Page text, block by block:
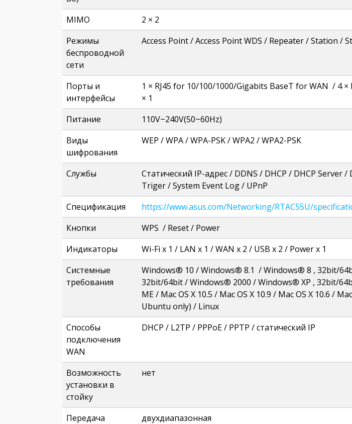
MIMO
2 × 2
Режимы
беспроводной
сети
Access Point / Access Point WDS / Repeater / Station /
Порты и
интерфейсы
1 × RJ45 for 10/100/1000/Gigabits BaseT for WAN / 4
× 1
Питание
110V~240V(50~60Hz)
Виды
шифрования
WEP / WPA / WPA-PSK / WPA2 / WPA2-PSK
Службы
Cтатический IP-адрес / DDNS / DHCP / DHCP Server
Triger / System Event Log / UPnP
Спецификация
https://www.asus.com/Networking/RTAC55U/
Кнопки
WPS / Reset / Power
Индикаторы
Wi-Fi x 1 / LAN x 1 / WAN x 2 / USB x 2 / Power x 1
Системные
требования
Windows® 10 / Windows® 8.1 / Windows® 8 , 32bit/
32bit/64bit / Windows® 2000 / Windows® XP , 32bit/
ME / Mac OS X 10.5 / Mac OS X 10.9 / Mac OS X 10.6 /
Ubuntu only) / Linux
Способы
подключения
WAN
DHCP / L2TP / PPPoE / PPTP / статический IP
Возможность
установки в
стойку
нет
Передача
двухдиапазонная